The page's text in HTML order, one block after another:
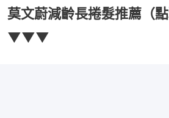
莫文蔚減齡長捲髮推薦（點
▼▼▼